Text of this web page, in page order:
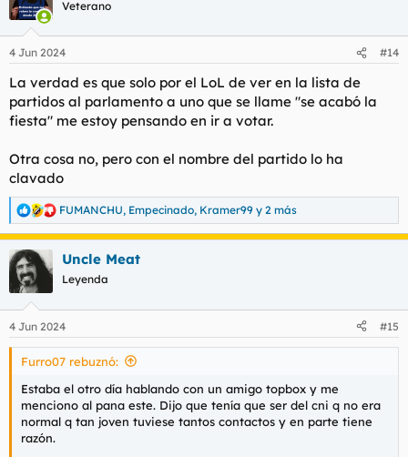
i
e
:
Veterano
4 Jun 2024 #14
La verdad es que solo por el LoL de ver en la lista de
partidos al parlamento a uno que se llame "se acabó la
fiesta" me estoy pensando en ir a votar.
Otra cosa no, pero con el nombre del partido lo ha
clavado
R
e
a
c
c
i
e
s
FUMANCHU, Empecinado, Kramer99 y 2 más
Uncle Meat
Leyenda
4 Jun 2024 #15
Furro07 rebuznó:
Estaba el otro día hablando con un amigo topbox y me
menciono al pana este. Dijo que tenía que ser del cni q no era
normal q tan joven tuviese tantos contactos y en parte tiene
razón.